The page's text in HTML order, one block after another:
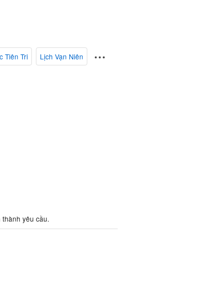
Tiên Tri
Lịch Vạn Niên
yêu cầu.